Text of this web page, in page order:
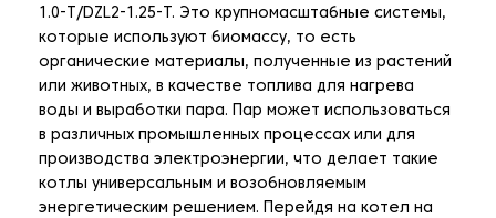
1.0-T/DZL2-1.25-T. Это крупномасштабные системы,
которые используют биомассу, то есть
органические материалы, полученные из растений
или животных, в качестве топлива для нагрева
воды и выработки пара. Пар может использоваться
в различных промышленных процессах или для
производства электроэнергии, что делает такие
котлы универсальным и возобновляемым
энергетическим решением. Перейдя на котел на